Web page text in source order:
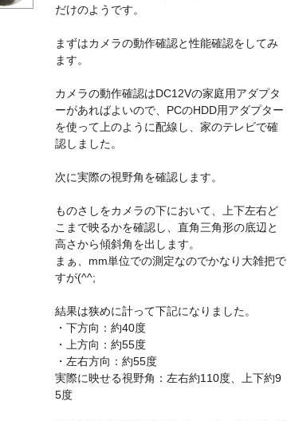
だけのようです。
まずはカメラの動作確認と性能確認をしてみ
ます。
カメラの動作確認はDC12Vの家庭用アダプタ
ーがあればよいので、PCのHDD用アダプター
を使って上のように配線し、家のテレビで確
認しました。
次に実際の視野角を確認します。
ものさしをカメラの下において、上下左右ど
こまで映るかを確認し、直角三角形の底辺と
高さから傾斜角を出します。
まぁ、mm単位での測定なのでかなり大雑把で
すが(^^;
結果は狭めに計って下記になりました。
・下方向：約40度
・上方向：約55度
・左右方向：約55度
実際に映せる視野角：左右約110度、上下約9
5度